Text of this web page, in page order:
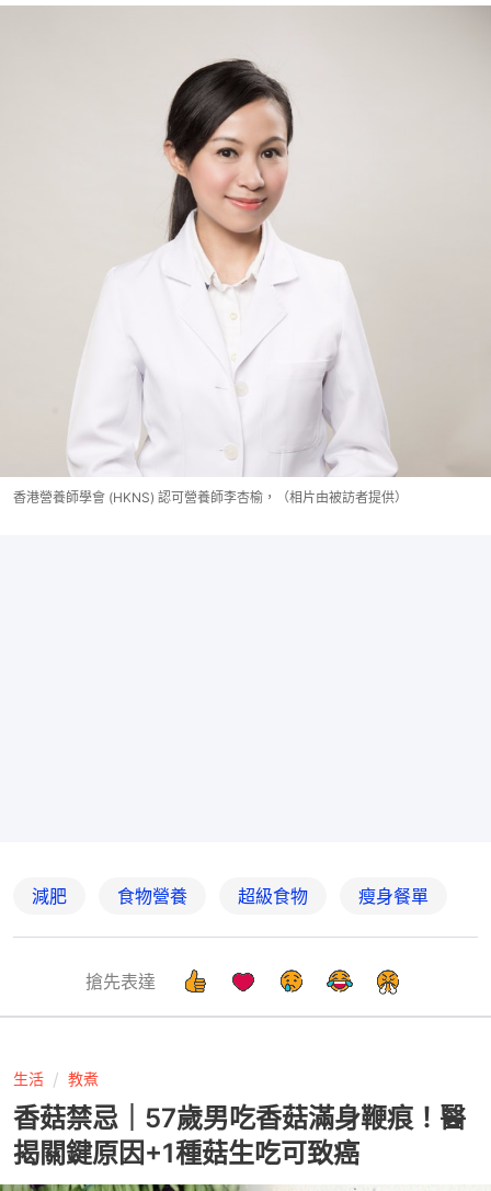
香港營養師學會 (HKNS) 認可營養師李杏榆，（相片由被訪者提供）
減肥 食物營養 超級食物 瘦身餐單
搶先表達
生活 教煮
香菇禁忌｜57歲男吃香菇滿身鞭痕！醫
揭關鍵原因+1種菇生吃可致癌